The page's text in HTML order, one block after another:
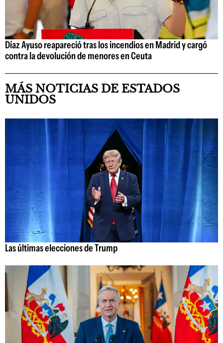
Díaz Ayuso reapareció tras los incendios en Madrid y cargó
contra la devolución de menores en Ceuta
MÁS NOTICIAS DE ESTADOS
UNIDOS
Las últimas elecciones de Trump